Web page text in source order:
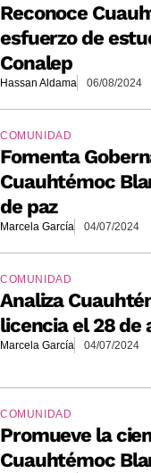
Reconoce
esfuerzo de
Conalep
Hassan Aldama 06/08/2024
COMUNIDAD
Fomenta
Cuauhtémoc
de paz
Marcela García 04/07/2024
COMUNIDAD
Analiza
licencia el 28 de
Marcela García 04/07/2024
COMUNIDAD
Promueve la
Cuauhtémoc